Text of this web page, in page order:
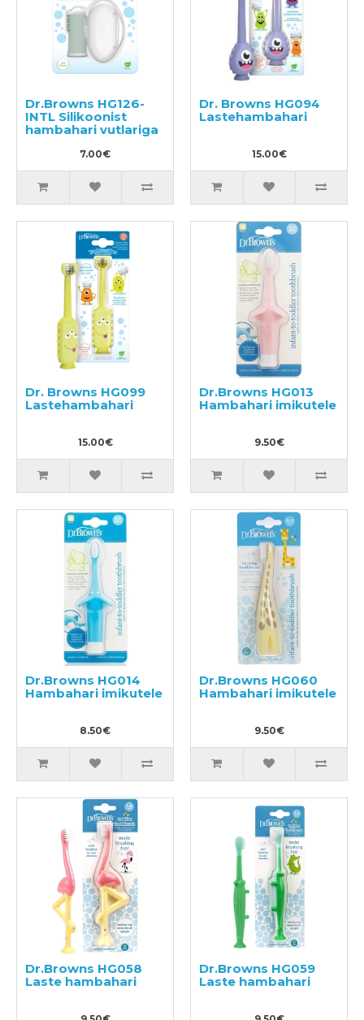
Dr.Browns HG126-
INTL Silikoonist
hambahari vutlariga
7.00€
Dr. Browns HG094
Lastehambahari
15.00€
Dr. Browns HG099
Lastehambahari
15.00€
Dr.Browns HG013
Hambahari imikutele
9.50€
Dr.Browns HG014
Hambahari imikutele
8.50€
Dr.Browns HG060
Hambahari imikutele
9.50€
Dr.Browns HG058
Laste hambahari
Dr.Browns HG059
Laste hambahari